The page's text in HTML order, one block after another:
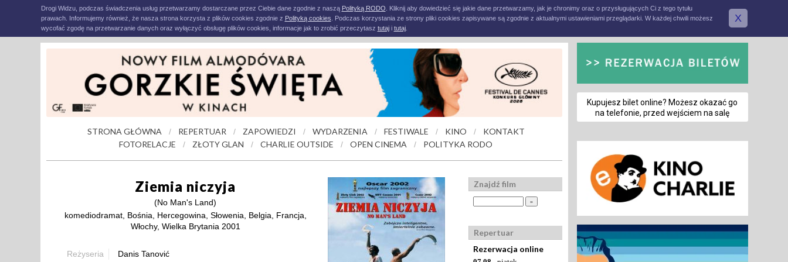
Drogi Widzu, podczas świadczenia usług przetwarzamy dostarczane przez Ciebie dane zgodnie z naszą Polityką RODO . Kliknij aby dowiedzieć się jakie dane przetwarzamy, jak je chronimy oraz o przysługujących Ci z tego tytułu
prawach. Informujemy również, że nasza strona korzysta z plików cookies zgodnie z Polityką cookies . Podczas korzystania ze strony pliki cookies zapisywane są zgodnie z aktualnymi ustawieniami przeglądarki. W każdej chwili możesz
wycofać zgodę na przetwarzanie danych oraz wyłączyć obsługę plików cookies, informacje jak to zrobić przeczytasz tutaji tutaj.
X
STRONA GŁÓWNA / REPERTUAR / ZAPOWIEDZI / WYDARZENIA / FESTIWALE / KINO /
KONTAKT
FOTORELACJE
/ ZŁOTY GLAN / CHARLIE OUTSIDE / OPEN CINEMA / POLITYKA RODO
Ziemia niczyja
(No Man's Land)
komediodramat, Bośnia, Hercegowina, Słowenia, Belgia, Francja,
Włochy, Wielka Brytania 2001
Reżyseria Danis Tanović
Znajdź film
Repertuar
Rezerwacja online
Kupujesz bilet online? Możesz okazać go
na telefonie, przed wejściem na salę